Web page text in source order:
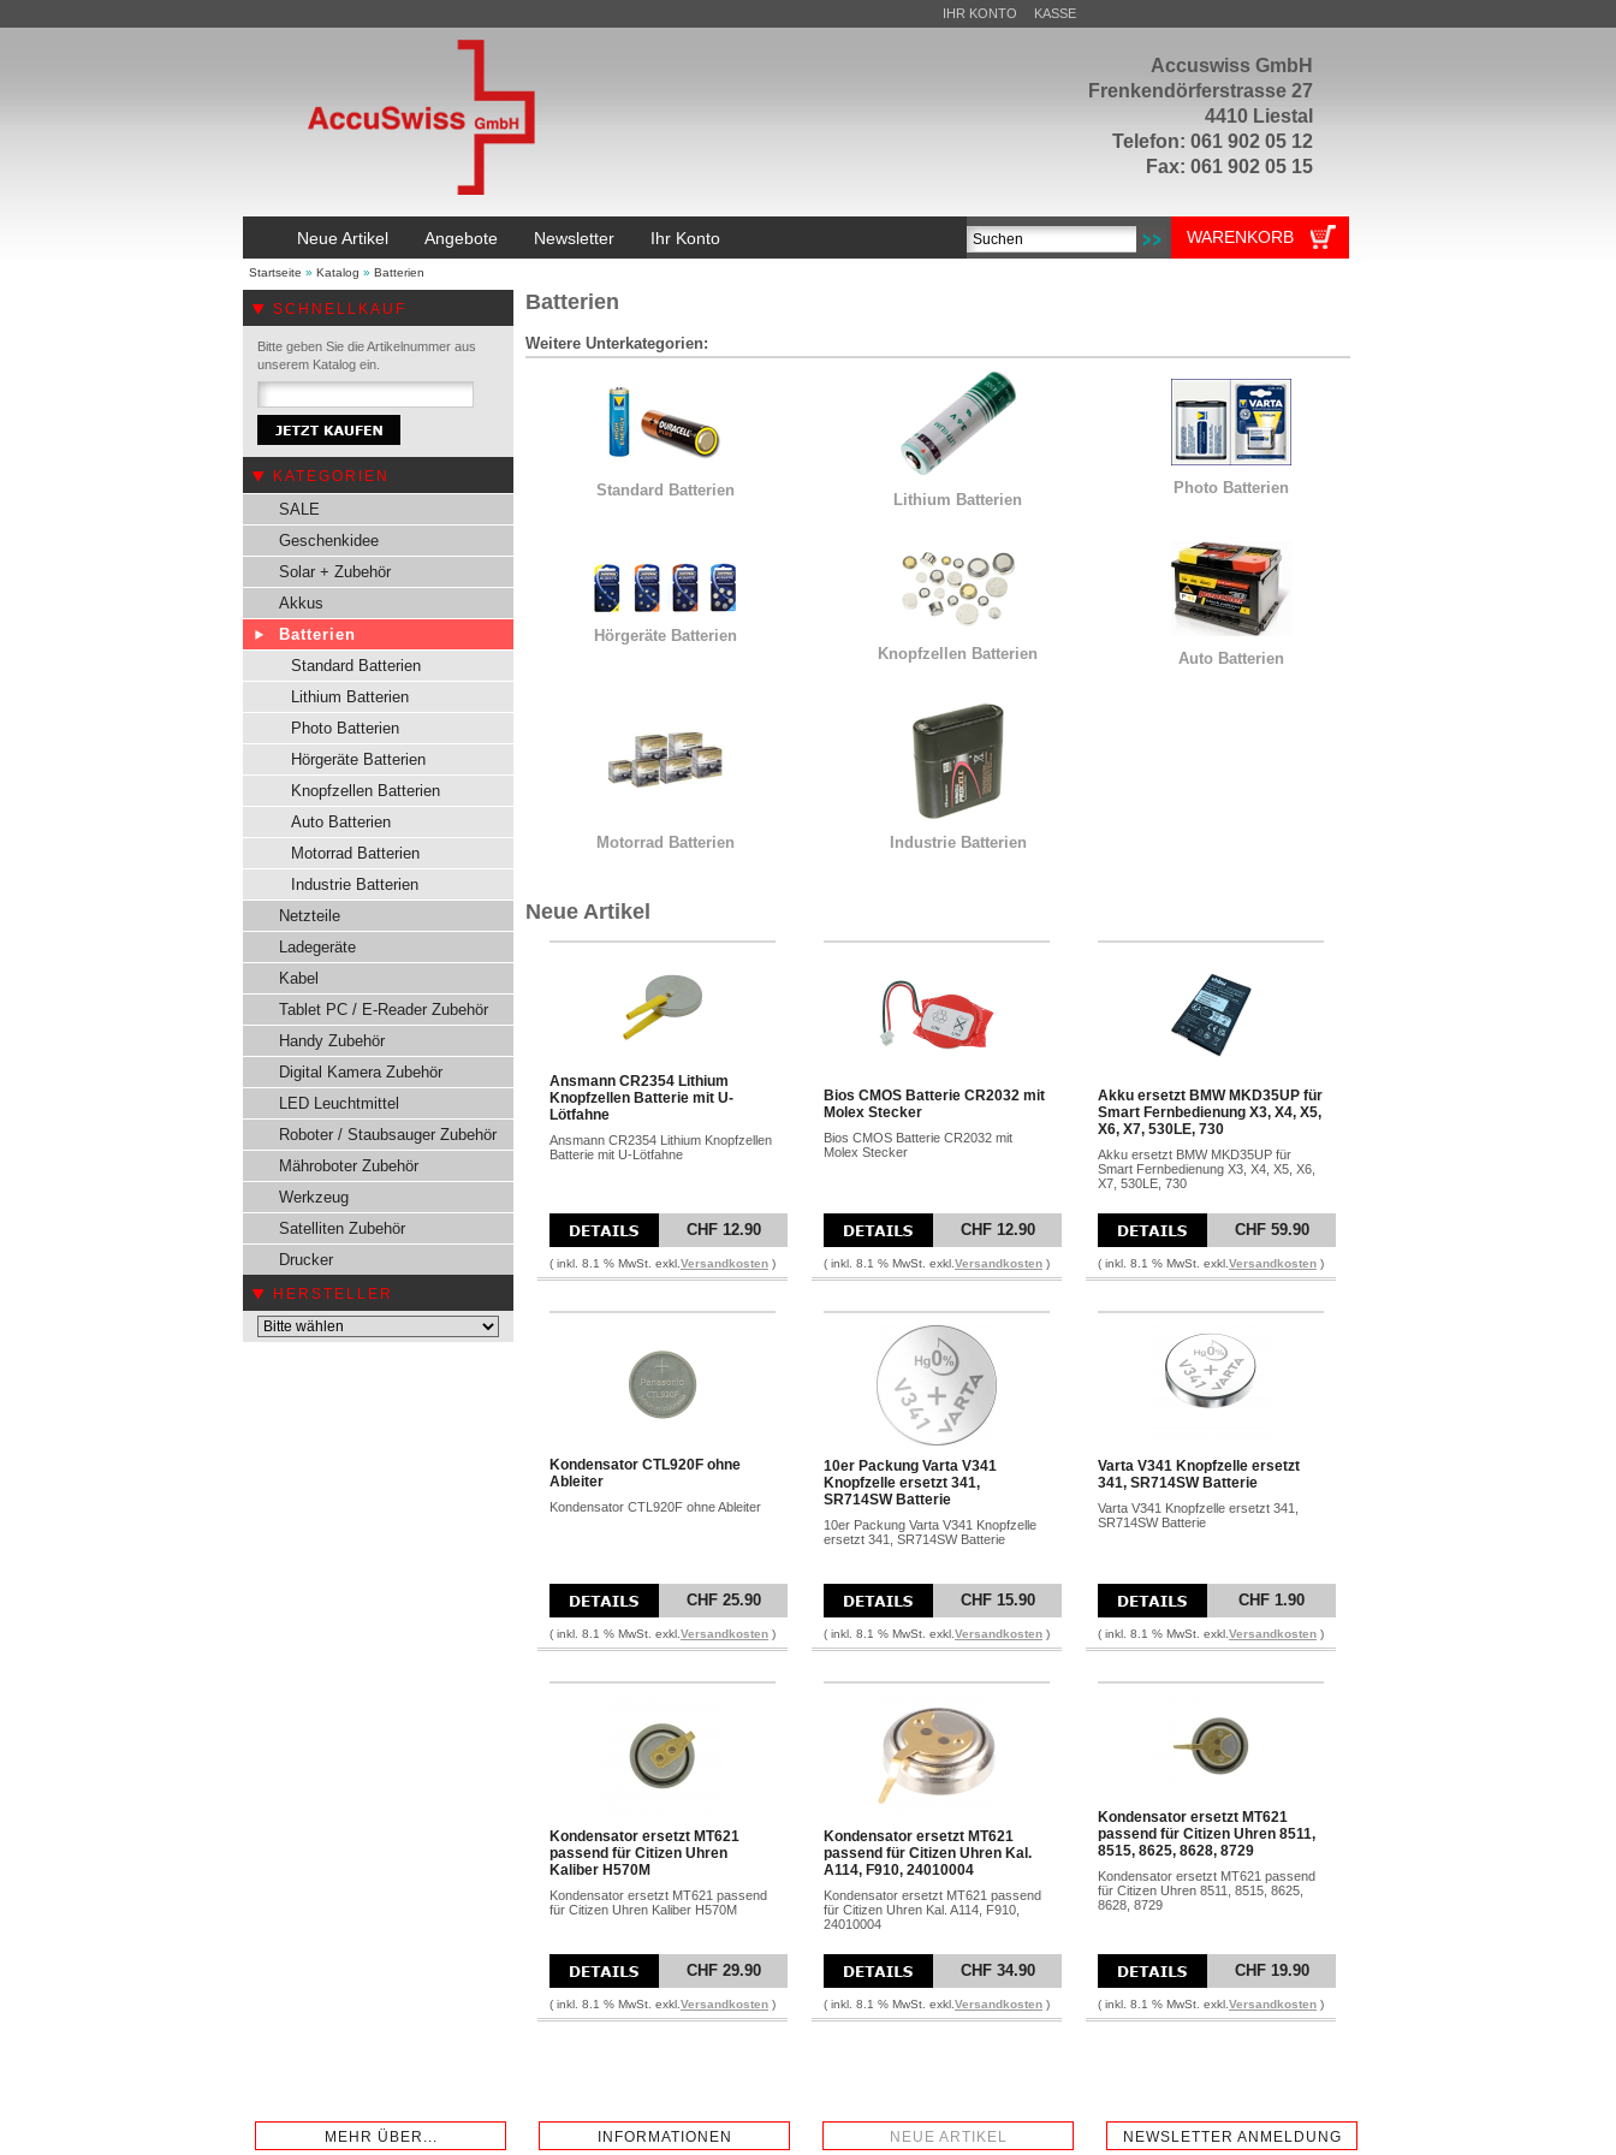
Accuswiss GmbH
Frenkendörferstrasse 27
4410 Liestal
Telefon: 061 902 05 12
Fax: 061 902 05 15
IHR KONTO KASSE
Neue Artikel Angebote Newsletter Ihr Konto WARENKORB
Startseite » Katalog » Batterien
SCHNELLKAUF
Bitte geben Sie die Artikelnummer aus
unserem Katalog ein.
KATEGORIEN
SALE
Geschenkidee
Solar + Zubehör
Akkus
Batterien
Standard Batterien
Lithium Batterien
Photo Batterien
Hörgeräte Batterien
Knopfzellen Batterien
Auto Batterien
Motorrad Batterien
Industrie Batterien
Netzteile
Ladegeräte
Kabel
Tablet PC / E-Reader Zubehör
Handy Zubehör
Digital Kamera Zubehör
LED Leuchtmittel
Roboter / Staubsauger Zubehör
Mähroboter Zubehör
Werkzeug
Satelliten Zubehör
Drucker
HERSTELLER
Batterien
Weitere Unterkategorien:
Standard Batterien
Lithium Batterien
Photo Batterien
Hörgeräte Batterien
Knopfzellen Batterien
Auto Batterien
Motorrad Batterien Industrie Batterien
Neue Artikel
Ansmann CR2354 Lithium
Knopfzellen Batterie mit U-
Lötfahne
Ansmann CR2354 Lithium Knopfzellen
Batterie mit U-Lötfahne
CHF 12.90
( inkl. 8.1 % MwSt. exkl. Versandkosten )
Bios CMOS Batterie CR2032 mit
Molex Stecker
Bios CMOS Batterie CR2032 mit
Molex Stecker
CHF 12.90
( inkl. 8.1 % MwSt. exkl. Versandkosten )
Akku ersetzt BMW MKD35UP für
Smart Fernbedienung X3, X4, X5,
X6, X7, 530LE, 730
Akku ersetzt BMW MKD35UP für
Smart Fernbedienung X3, X4, X5, X6,
X7, 530LE, 730
CHF 59.90
( inkl. 8.1 % MwSt. exkl. Versandkosten )
Kondensator CTL920F ohne
Ableiter
Kondensator CTL920F ohne Ableiter
CHF 25.90
( inkl. 8.1 % MwSt. exkl. Versandkosten )
10er Packung Varta V341
Knopfzelle ersetzt 341,
SR714SW Batterie
10er Packung Varta V341 Knopfzelle
ersetzt 341, SR714SW Batterie
CHF 15.90
( inkl. 8.1 % MwSt. exkl. Versandkosten )
Varta V341 Knopfzelle ersetzt
341, SR714SW Batterie
Varta V341 Knopfzelle ersetzt 341,
SR714SW Batterie
CHF 1.90
( inkl. 8.1 % MwSt. exkl. Versandkosten )
Kondensator ersetzt MT621
passend für Citizen Uhren
Kaliber H570M
Kondensator ersetzt MT621 passend
für Citizen Uhren Kaliber H570M
CHF 29.90
( inkl. 8.1 % MwSt. exkl. Versandkosten )
Kondensator ersetzt MT621
passend für Citizen Uhren Kal.
A114, F910, 24010004
Kondensator ersetzt MT621 passend
für Citizen Uhren Kal. A114, F910,
24010004
CHF 34.90
( inkl. 8.1 % MwSt. exkl. Versandkosten )
Kondensator ersetzt MT621
passend für Citizen Uhren 8511,
8515, 8625, 8628, 8729
Kondensator ersetzt MT621 passend
für Citizen Uhren 8511, 8515, 8625,
8628, 8729
CHF 19.90
( inkl. 8.1 % MwSt. exkl. Versandkosten )
MEHR ÜBER... INFORMATIONEN NEUE ARTIKEL NEWSLETTER ANMELDUNG